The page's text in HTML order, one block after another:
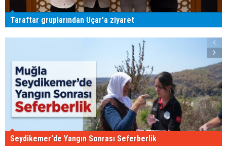
Taraftar gruplarından Uçar'a ziyaret
Seydikemer'de Yangın Sonrası Seferberlik